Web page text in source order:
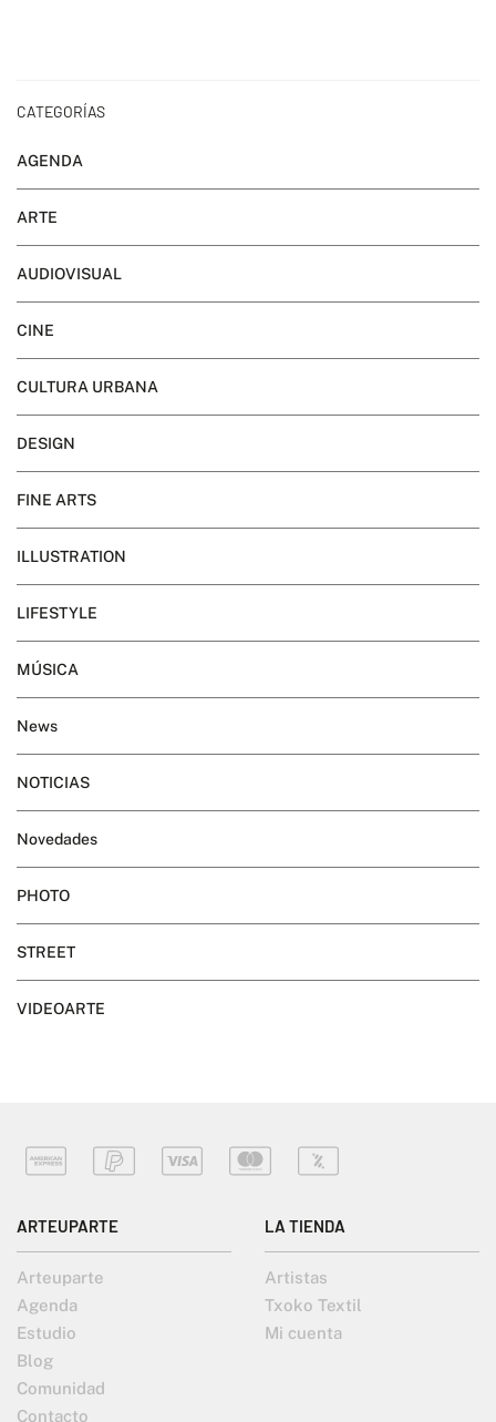
CATEGORÍAS
AGENDA
ARTE
AUDIOVISUAL
CINE
CULTURA URBANA
DESIGN
FINE ARTS
ILLUSTRATION
LIFESTYLE
MÚSICA
News
NOTICIAS
Novedades
PHOTO
STREET
VIDEOARTE
ARTEUPARTE
Arteuparte
Agenda
Estudio
Blog
Comunidad
Contacto
LA TIENDA
Artistas
Txoko Textil
Mi cuenta